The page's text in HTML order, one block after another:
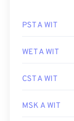
PST A WIT
WET A WIT
CST A WIT
MSK A WIT